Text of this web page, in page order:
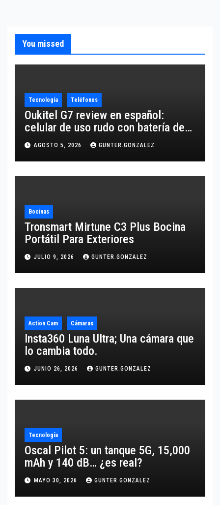
You missed
Tecnología Teléfonos
Oukitel G7 review en español:
celular de uso rudo con batería de
10,600 mAh
AGOSTO 5, 2026 GUNTER.GONZALEZ
Bocinas
Tronsmart Mirtune C3 Plus Bocina
Portátil Para Exteriores
JULIO 9, 2026 GUNTER.GONZALEZ
Action Cam Cámaras
Insta360 Luna Ultra; Una cámara que
lo cambia todo.
JUNIO 26, 2026 GUNTER.GONZALEZ
Tecnología
Oscal Pilot 5: un tanque 5G, 15,000
mAh y 140 dB… ¿es real?
MAYO 30, 2026 GUNTER.GONZALEZ